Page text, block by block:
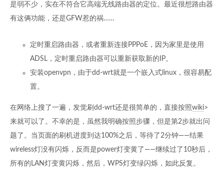
是弱不少，实在不符合它高端无线路由器的定位。最近很想路由器
有这俩功能，还是GFW惹的祸……
定时重启路由器，或者重新连接PPPoE，因为家里是使用
ADSL，定时重启路由器可以重新获取新的IP。
安装openvpn，由于dd-wrt就是一个嵌入式linux，很容易配
置。
在网络上搜了一遍，发觉刷dd-wrt还是很简单的，直接按照wiki>
来就可以了。不幸的是，虽然我明确按照步骤，但是第2步就出问
题了。当页面的刷机进度到达100%之后，等待了2分钟——结果
wireless灯没有闪烁，反而是power灯变黄了——继续过了10秒后，
所有的LAN灯变黄闪烁，然后，WPS灯变绿闪烁，如此反复。